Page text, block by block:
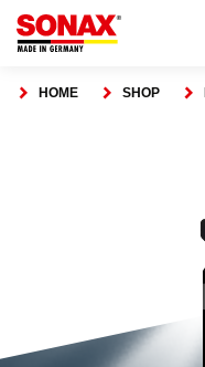
HOME SHOP